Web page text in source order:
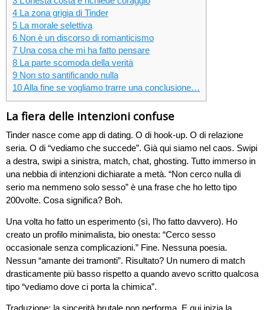
4 La zona grigia di Tinder
5 La morale selettiva
6 Non è un discorso di romanticismo
7 Una cosa che mi ha fatto pensare
8 La parte scomoda della verità
9 Non sto santificando nulla
10Alla fine se vogliamo trarre una conclusione…
La fiera delle intenzioni confuse
Tinder nasce come app di dating. O di hook-up. O di relazione
seria. O di “vediamo che succede”. Già qui siamo nel caos. Swipi
a destra, swipi a sinistra, match, chat, ghosting. Tutto immerso in
una nebbia di intenzioni dichiarate a metà. “Non cerco nulla di
serio ma nemmeno solo sesso” è una frase che ho letto tipo
200volte. Cosa significa? Boh.
Una volta ho fatto un esperimento (sì, l’ho fatto davvero). Ho
creato un profilo minimalista, bio onesta: “Cerco sesso
occasionale senza complicazioni.” Fine. Nessuna poesia.
Nessun “amante dei tramonti”. Risultato? Un numero di match
drasticamente più basso rispetto a quando avevo scritto qualcosa
tipo “vediamo dove ci porta la chimica”.
Traduzione: la sincerità brutale non performa. E qui inizia la